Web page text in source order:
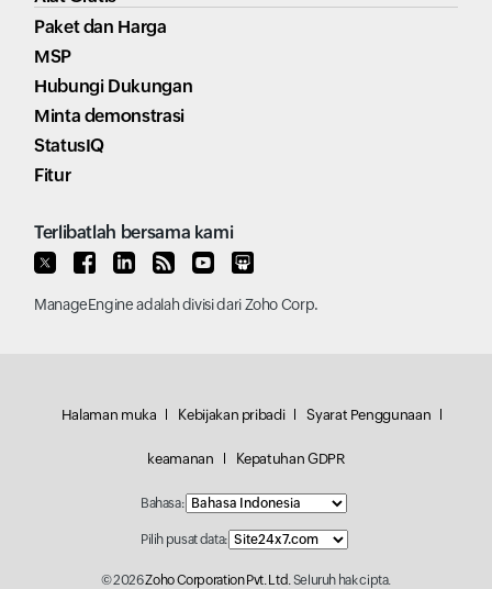
Paket dan Harga
MSP
Hubungi Dukungan
Minta demonstrasi
StatusIQ
Fitur
Terlibatlah bersama kami
ManageEngineadalah divisi dariZoho Corp.
Halaman muka Kebijakan pribadi Syarat Penggunaan
keamanan Kepatuhan GDPR
Bahasa:
Pilih pusat data:
© 2026Zoho Corporation Pvt. Ltd. Seluruh hak cipta.